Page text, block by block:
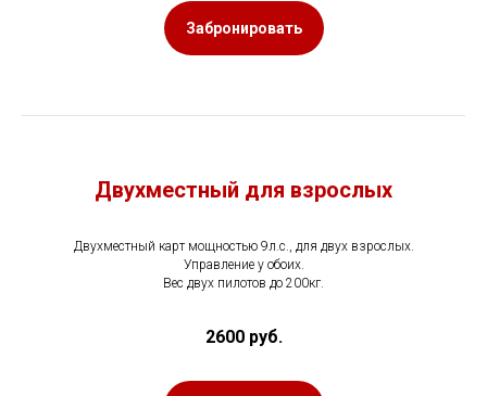
Забронировать
Двухместный для взрослых
Двухместный карт мощностью 9л.с., для двух взрослых.
Управление у обоих.
Вес двух пилотов до 200кг.
2600 руб.